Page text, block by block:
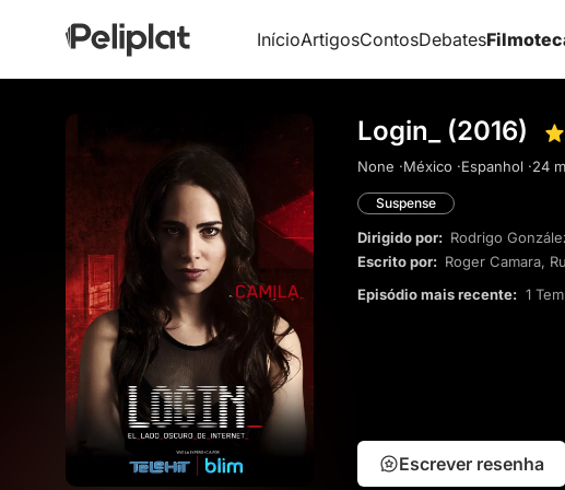
InícioArtigosContosDebates
Login_ (2016)
None ·México ·Espanhol ·24
Suspense
Dirigido por: Rodrigo
Escrito por: Roger Camara,
Episódio mais recente: 1
Escrever resenha